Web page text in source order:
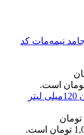
نیمه‌مات کد
تومان
قیمت اصلی 1,342,575 تومان